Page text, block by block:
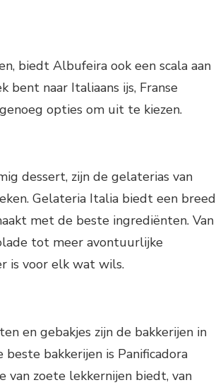
biedt Albufeira ook een scala aan
bent naar Italiaans ijs, Franse
opties om uit te kiezen.
dessert, zijn de gelaterias van
Gelateria Italia biedt een breed
met de beste ingrediënten. Van
tot meer avontuurlijke
is voor elk wat wils.
en gebakjes zijn de bakkerijen in
bakkerijen is Panificadora
van zoete lekkernijen biedt, van